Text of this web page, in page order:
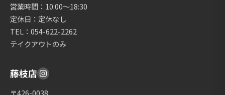
営業時間：10:00〜18:30
定休日：定休なし
TEL：054-622-2262
テイクアウトのみ
藤枝店